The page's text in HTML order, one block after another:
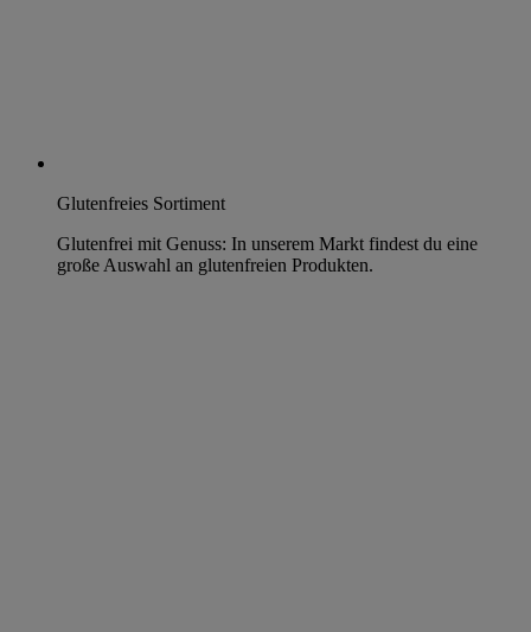
Glutenfreies Sortiment
Glutenfrei mit Genuss: In unserem Markt findest du eine
große Auswahl an glutenfreien Produkten.